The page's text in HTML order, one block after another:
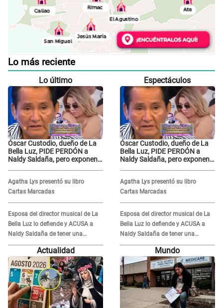
Lo más reciente
Lo último
Óscar Custodio, dueño de La
Bella Luz, PIDE PERDÓN a
Naldy Saldaña, pero exponen
grabar"
Agatha Lys presentó su libro
Cartas Marcadas
Esposa del director musical de La
Bella Luz lo defiende y ACUSA a
Naldy Saldaña de tener una
relación con él y otros integrantes
Espectáculos
Óscar Custodio, dueño de La
Bella Luz, PIDE PERDÓN a
Naldy Saldaña, pero exponen
grabar"
Agatha Lys presentó su libro
Cartas Marcadas
Esposa del director musical de La
Bella Luz lo defiende y ACUSA a
Naldy Saldaña de tener una
relación con él y otros integrantes
Actualidad Mundo